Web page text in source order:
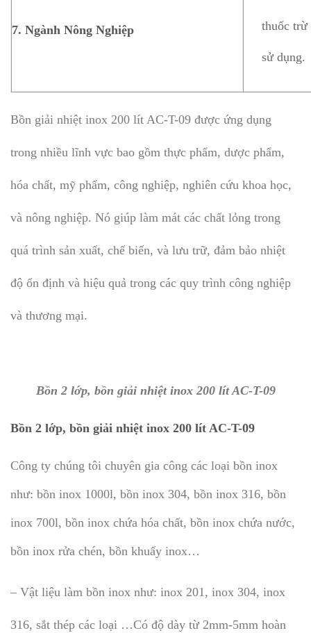
7. Ngành Nông Nghiệp thuốc trừ
sử dụng.
Bồn giải nhiệt inox 200 lít AC-T-09 được ứng dụng
trong nhiều lĩnh vực bao gồm thực phẩm, dược phẩm,
hóa chất, mỹ phẩm, công nghiệp, nghiên cứu khoa học,
và nông nghiệp. Nó giúp làm mát các chất lỏng trong
quá trình sản xuất, chế biến, và lưu trữ, đảm bảo nhiệt
độ ổn định và hiệu quả trong các quy trình công nghiệp
và thương mại.
Bồn 2 lớp, bồn giải nhiệt inox 200 lít AC-T-09
Bồn 2 lớp, bồn giải nhiệt inox 200 lít AC-T-09
Công ty chúng tôi chuyên gia công các loại bồn inox
như: bồn inox 1000l, bồn inox 304, bồn inox 316, bồn
inox 700l, bồn inox chứa hóa chất, bồn inox chứa nước,
bồn inox rửa chén, bồn khuấy inox…
– Vật liệu làm bồn inox như: inox 201, inox 304, inox
316, sắt thép các loại …Có độ dày từ 2mm-5mm hoàn